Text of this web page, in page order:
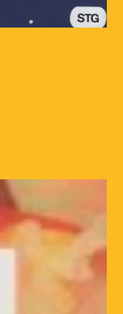
– Echecs
–
–
Jeunesse
Déconnexion